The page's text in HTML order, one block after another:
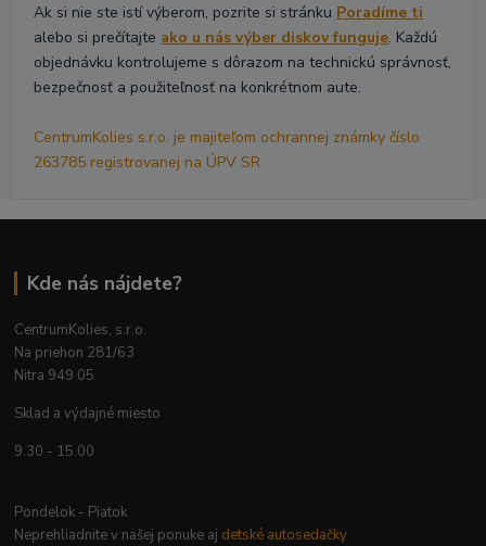
Ak si nie ste istí výberom, pozrite si stránku Poradíme ti
alebo si prečítajte ako u nás výber diskov funguje. Každú
objednávku kontrolujeme s dôrazom na technickú správnosť,
bezpečnosť a použiteľnosť na konkrétnom aute.
CentrumKolies s.r.o. je majiteľom ochrannej známky číslo
263785 registrovanej na ÚPV SR
Kde nás nájdete?
CentrumKolies, s.r.o.
Na priehon 281/63
Nitra 949 05
Sklad a výdajné miesto
9.30 - 15.00
Pondelok - Piatok
Neprehliadnite v našej ponuke aj detské autosedačky